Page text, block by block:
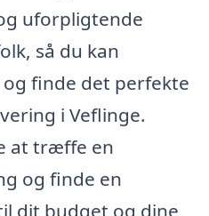
uforpligtende
så du kan
finde det perfekte
i Veflinge.
at træffe en
og finde en
dit budget og dine